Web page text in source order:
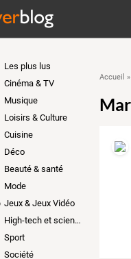
Les plus lus
Cinéma & TV
Musique
Loisirs & Culture
Cuisine
Déco
Beauté & santé
Mode
Jeux & Jeux Vidéo
High-tech et sciences
Sport
Société
Accueil »